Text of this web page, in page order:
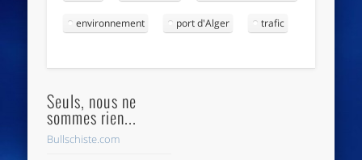
environnement port d'Alger trafic
Seuls, nous ne
sommes rien...
Bullschiste.com